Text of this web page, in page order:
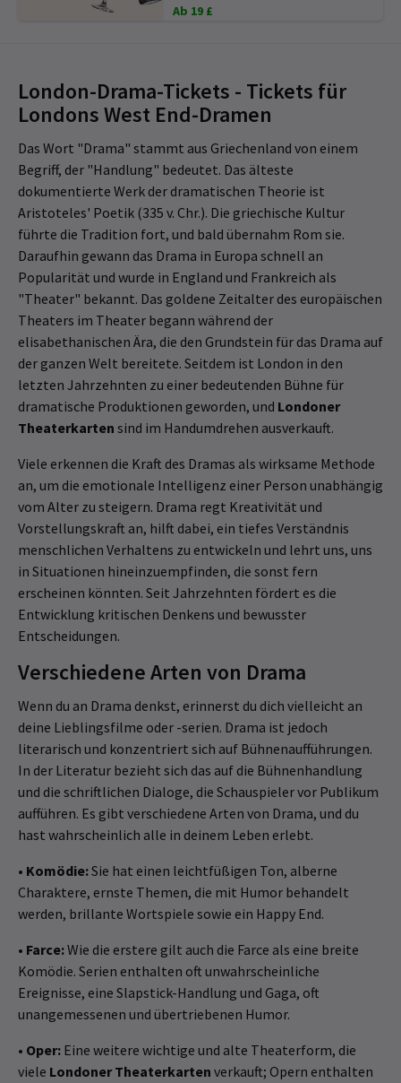
Ab 19 £
London-Drama-Tickets - Tickets für
Londons West End-Dramen
Das Wort "Drama" stammt aus Griechenland von einem
Begriff, der "Handlung" bedeutet. Das älteste
dokumentierte Werk der dramatischen Theorie ist
Aristoteles' Poetik (335 v. Chr.). Die griechische Kultur
führte die Tradition fort, und bald übernahm Rom sie.
Daraufhin gewann das Drama in Europa schnell an
Popularität und wurde in England und Frankreich als
"Theater" bekannt. Das goldene Zeitalter des europäischen
Theaters im Theater begann während der
elisabethanischen Ära, die den Grundstein für das Drama auf
der ganzen Welt bereitete. Seitdem ist London in den
letzten Jahrzehnten zu einer bedeutenden Bühne für
dramatische Produktionen geworden, und Londoner
Theaterkarten sind im Handumdrehen ausverkauft.
Viele erkennen die Kraft des Dramas als wirksame Methode
an, um die emotionale Intelligenz einer Person unabhängig
vom Alter zu steigern. Drama regt Kreativität und
Vorstellungskraft an, hilft dabei, ein tiefes Verständnis
menschlichen Verhaltens zu entwickeln und lehrt uns, uns
in Situationen hineinzuempfinden, die sonst fern
erscheinen könnten. Seit Jahrzehnten fördert es die
Entwicklung kritischen Denkens und bewusster
Entscheidungen.
Verschiedene Arten von Drama
Wenn du an Drama denkst, erinnerst du dich vielleicht an
deine Lieblingsfilme oder -serien. Drama ist jedoch
literarisch und konzentriert sich auf Bühnenaufführungen.
In der Literatur bezieht sich das auf die Bühnenhandlung
und die schriftlichen Dialoge, die Schauspieler vor Publikum
aufführen. Es gibt verschiedene Arten von Drama, und du
hast wahrscheinlich alle in deinem Leben erlebt.
• Komödie:Sie hat einen leichtfüßigen Ton, alberne
Charaktere, ernste Themen, die mit Humor behandelt
werden, brillante Wortspiele sowie ein Happy End.
• Farce:Wie die erstere gilt auch die Farce als eine breite
Komödie. Serien enthalten oft unwahrscheinliche
Ereignisse, eine Slapstick-Handlung und Gaga, oft
unangemessenen und übertriebenen Humor.
• Oper: Eine weitere wichtige und alte Theaterform, die
viele Londoner Theaterkarten verkauft; Opern enthalten